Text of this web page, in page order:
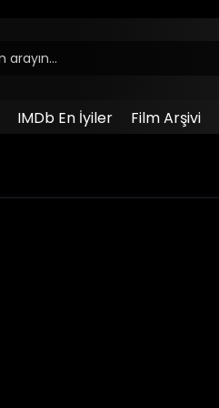
IMDb En İyiler Film Arşivi